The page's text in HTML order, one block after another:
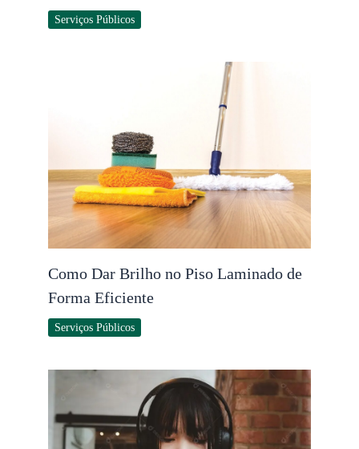
Serviços Públicos
Como Dar Brilho no Piso Laminado de
Forma Eficiente
Serviços Públicos